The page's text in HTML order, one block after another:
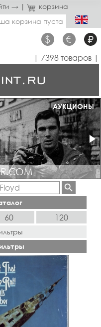
→ |
корзина
корзина пуста
$ € ₽
| 7398 товаров |
МАГАЗИН ОТКРЫТ
АУКЦИОНЫ
60 120